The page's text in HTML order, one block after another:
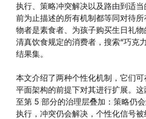
执行、策略冲突解决以及路由到适
前为止描述的所有机制都等同对待
物者是素食者、为孩子购买生日礼
清真饮食规定的消费者，搜索“巧克
结果集。
本文介绍了两种个性化机制，它们
平面架构的前提下对其进行扩展。
至第 5 部分的治理层叠加：策略仍
执行，冲突仍会解决，个性化信号